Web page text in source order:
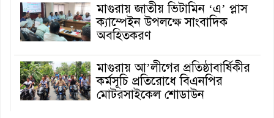
মাগুরায় জাতীয় ভিটামিন ‘এ’ প্লাস
ক্যাম্পেইন উপলক্ষে সাংবাদিক
অবহিতকরণ
মাগুরায় আ’লীগের প্রতিষ্ঠাবার্ষিকীর
কর্মসূচি প্রতিরোধে বিএনপির
মোটরসাইকেল শোডাউন